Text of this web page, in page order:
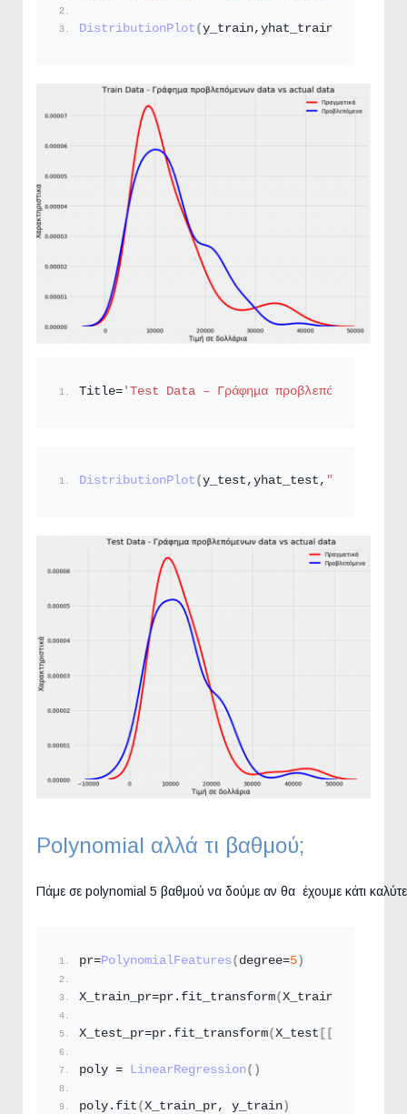
DistributionPlot (y_train,yhat_train,
Title= 'Test Data – Γράφημα προβλεπόμενων
DistributionPlot (y_test,yhat_test,
Polynomial αλλά τι βαθμού;
Πάμε σε polynomial 5 βαθμού να δούμε αν θα έχουμε κάτι
pr=PolynomialFeatures ( degree=5)
X_train_pr=pr. fit_transform(X_train
X_test_pr=pr. fit_transform(X_test [[
poly = LinearRegression ()
poly. fit (X_train_pr, y_train)